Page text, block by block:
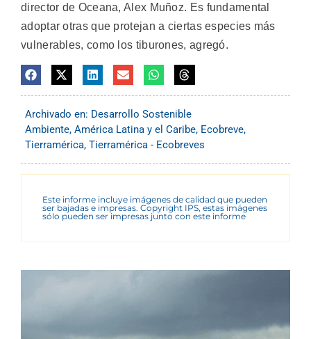
director de Oceana, Alex Muñoz. Es fundamental
adoptar otras que protejan a ciertas especies más
vulnerables, como los tiburones, agregó.
Archivado en: Desarrollo Sostenible
Ambiente, América Latina y el Caribe, Ecobreve,
Tierramérica, Tierramérica - Ecobreves
Este informe incluye imágenes de calidad que pueden
ser bajadas e impresas. Copyright IPS, estas imágenes
sólo pueden ser impresas junto con este informe